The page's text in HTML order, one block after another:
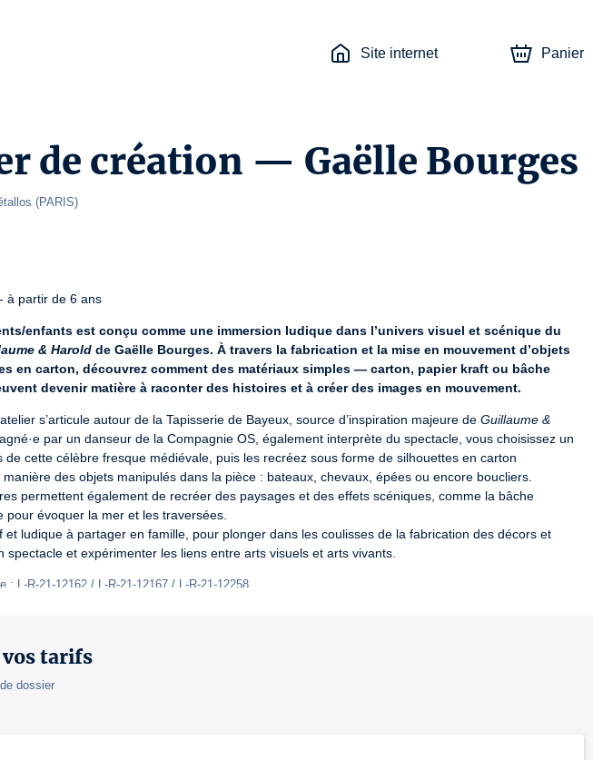
Site internet Panier
de création — Gaëlle Bourges
(PARIS)
- à partir de 6 ans
enfants est conçu comme une immersion ludique dans l’univers visuel et scénique du
& Harold de Gaëlle Bourges. À travers la fabrication et la mise en mouvement d’objets
en carton, découvrez comment des matériaux simples — carton, papier kraft ou bâche
devenir matière à raconter des histoires et à créer des images en mouvement.
s’articule autour de la Tapisserie de Bayeux, source d’inspiration majeure de Guillaume &
par un danseur de la Compagnie OS, également interprète du spectacle, vous choisissez un
de cette célèbre fresque médiévale, puis les recréez sous forme de silhouettes en carton
des objets manipulés dans la pièce : bateaux, chevaux, épées ou encore boucliers.
permettent également de recréer des paysages et des effets scéniques, comme la bâche
pour évoquer la mer et les traversées.
et ludique à partager en famille, pour plonger dans les coulisses de la fabrication des décors et
spectacle et expérimenter les liens entre arts visuels et arts vivants.
: L-R-21-12162 / L-R-21-12167 / L-R-21-12258
tarifs
dossier